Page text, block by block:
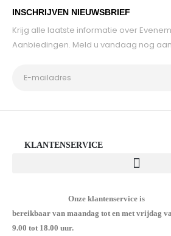
INSCHRIJVEN NIEUWSBRIEF
Krijg alle laatste informatie over
Aanbiedingen. Meld u vandaag nog
KLANTENSERVICE
Onze klantenservice is
bereikbaar van maandag tot en met vrijdag
9.00 tot 18.00 uur.